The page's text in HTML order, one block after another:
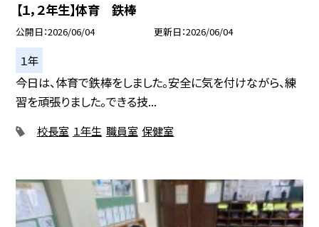
【１，２年生】体育 鉄棒
公開日 2026/06/04 更新日 2026/06/04
１年
今日は、体育で鉄棒をしました。安全に気を付けながら、練
習を頑張りました。できる技...
校長室 １年生 職員室 保健室